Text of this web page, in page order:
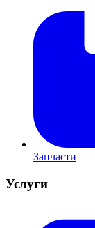
Запчасти
Услуги